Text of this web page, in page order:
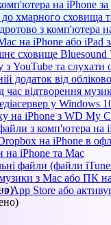
на iPhone
хмарного сховища
з комп'ютера
на iPhone або iPad
сховище
YouTube та
додаток від
час відтворення
у Windows
на iPhone з WD My
з комп'ютера на
на iPhone в
на iPhone та Mac
файли (файли
з Mac або ПК
App Store або